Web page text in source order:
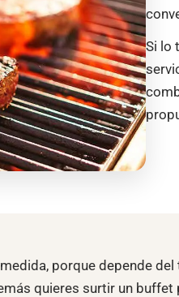
Si lo
porque depende
quieres surtir un